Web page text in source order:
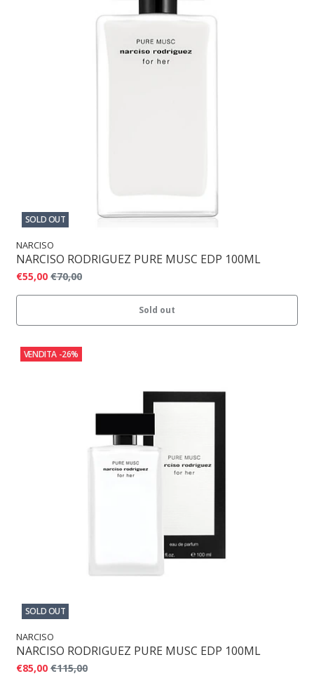
SOLD OUT
NARCISO
NARCISO RODRIGUEZ PURE MUSC EDP 100ML
€55,00 €70,00
Sold out
VENDITA -26%
SOLD OUT
NARCISO
NARCISO RODRIGUEZ PURE MUSC EDP 100ML
€85,00 €115,00